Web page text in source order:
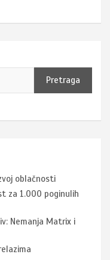
Pretraga
oblačnosti
za 1.000 poginulih
Nemanja Matrix i